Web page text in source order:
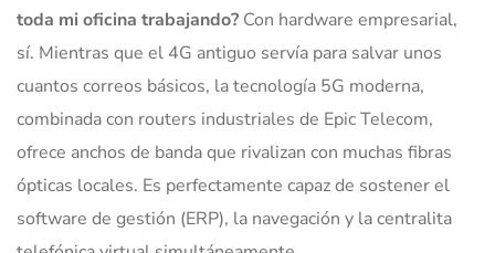
toda mi oficina trabajando? Con hardware empresarial,
sí. Mientras que el 4G antiguo servía para salvar unos
cuantos correos básicos, la tecnología 5G moderna,
combinada con routers industriales de Epic Telecom,
ofrece anchos de banda que rivalizan con muchas fibras
ópticas locales. Es perfectamente capaz de sostener el
software de gestión (ERP), la navegación y la centralita